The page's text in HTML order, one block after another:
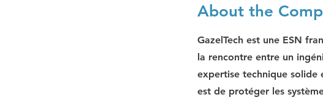
About the
GazelTech est une ESN
la rencontre entre un
expertise technique solide
est de protéger les